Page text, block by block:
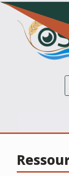
Skip
content